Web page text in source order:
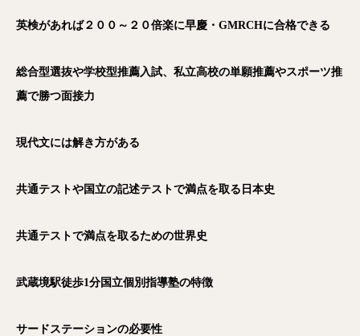
英検があれば２００～２０倍楽に早慶・GMRCHに合格できる
総合型選抜や学校型推薦入試、私立高校の単願推薦やスポーツ推
薦で勝つ面接力
現代文には解き方がある
共通テストや国立の記述テストで満点を取る日本史
共通テストで満点を取るための世界史
武蔵境駅徒歩1分国立個別指導塾の特徴
サードステーションの必要性